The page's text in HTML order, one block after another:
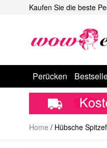
Kaufen Sie die beste
Perücken
Home / Hübsche